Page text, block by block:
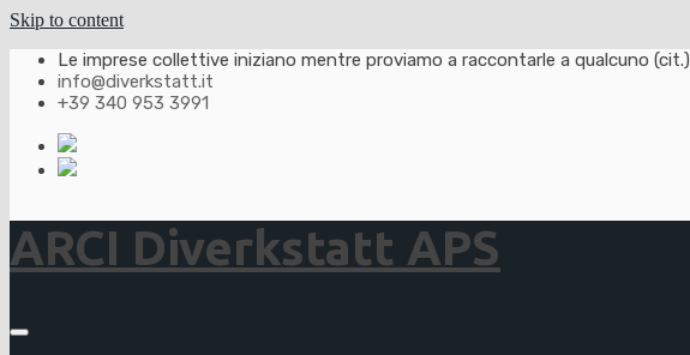
Skip to content
Le imprese collettive iniziano mentre proviamo a raccontarle a qualcuno (cit.)
info@diverkstatt.it
+39 340 953 3991
ARCI Diverkstatt APS